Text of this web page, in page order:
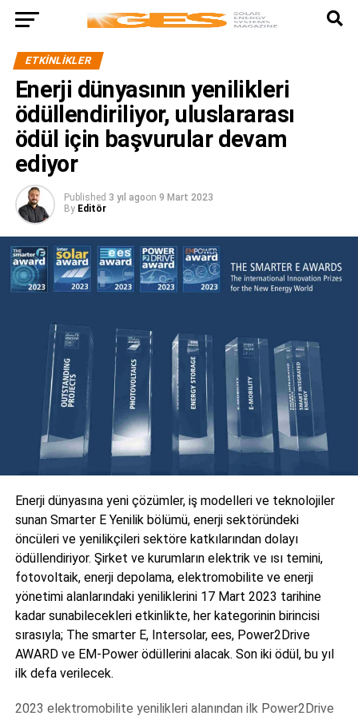
ETKINLIKLER
Enerji dünyasının yenilikleri
ödüllendiriliyor, uluslararası
ödül için başvurular devam
ediyor
Published 3 yıl agoon 9 Mart 2023
By Editör
Enerji dünyasına yeni çözümler, iş modelleri ve teknolojiler
sunan Smarter E Yenilik bölümü, enerji sektöründeki
öncüleri ve yenilikçileri sektöre katkılarından dolayı
ödüllendiriyor. Şirket ve kurumların elektrik ve ısı temini,
fotovoltaik, enerji depolama, elektromobilite ve enerji
yönetimi alanlarındaki yeniliklerini 17 Mart 2023 tarihine
kadar sunabilecekleri etkinlikte, her kategorinin birincisi
sırasıyla; The smarter E, Intersolar, ees, Power2Drive
AWARD ve EM-Power ödüllerini alacak. Son iki ödül, bu yıl
ilk defa verilecek.
2023 elektromobilite yenilikleri alanından ilk Power2Drive